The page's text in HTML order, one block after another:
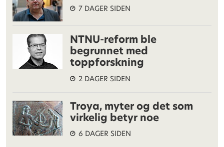
7 DAGER SIDEN
NTNU-reform ble
begrunnet med
toppforskning
2 DAGER SIDEN
Troya, myter og det som
virkelig betyr noe
6 DAGER SIDEN